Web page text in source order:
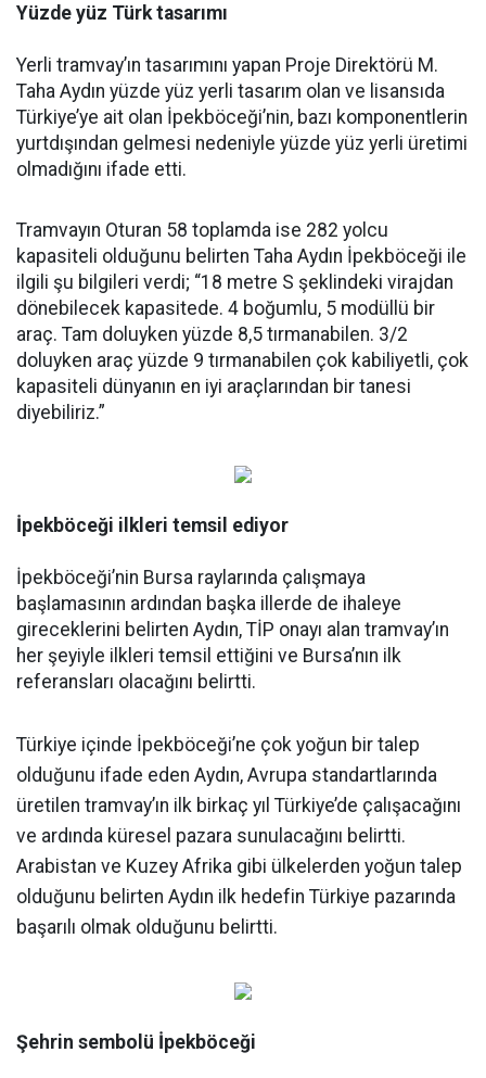
Yüzde yüz Türk tasarımı
Yerli tramvay’ın tasarımını yapan Proje Direktörü M.
Taha Aydın yüzde yüz yerli tasarım olan ve lisansıda
Türkiye’ye ait olan İpekböceği’nin, bazı komponentlerin
yurtdışından gelmesi nedeniyle yüzde yüz yerli üretimi
olmadığını ifade etti.
Tramvayın Oturan 58 toplamda ise 282 yolcu
kapasiteli olduğunu belirten Taha Aydın İpekböceği ile
ilgili şu bilgileri verdi; “18 metre S şeklindeki virajdan
dönebilecek kapasitede. 4 boğumlu, 5 modüllü bir
araç. Tam doluyken yüzde 8,5 tırmanabilen. 3/2
doluyken araç yüzde 9 tırmanabilen çok kabiliyetli, çok
kapasiteli dünyanın en iyi araçlarından bir tanesi
diyebiliriz.”
İpekböceği ilkleri temsil ediyor
İpekböceği’nin Bursa raylarında çalışmaya
başlamasının ardından başka illerde de ihaleye
gireceklerini belirten Aydın, TİP onayı alan tramvay’ın
her şeyiyle ilkleri temsil ettiğini ve Bursa’nın ilk
referansları olacağını belirtti.
Türkiye içinde İpekböceği’ne çok yoğun bir talep
olduğunu ifade eden Aydın, Avrupa standartlarında
üretilen tramvay’ın ilk birkaç yıl Türkiye’de çalışacağını
ve ardında küresel pazara sunulacağını belirtti.
Arabistan ve Kuzey Afrika gibi ülkelerden yoğun talep
olduğunu belirten Aydın ilk hedefin Türkiye pazarında
başarılı olmak olduğunu belirtti.
Şehrin sembolü İpekböceği